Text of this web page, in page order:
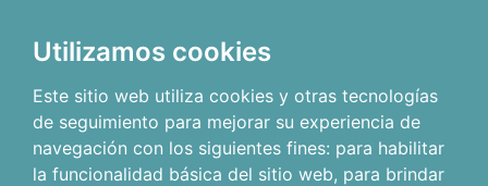
Utilizamos cookies
Este sitio web utiliza cookies y otras tecnologías
de seguimiento para mejorar su experiencia de
navegación con los siguientes fines: para habilitar
la funcionalidad básica del sitio web, para brindar